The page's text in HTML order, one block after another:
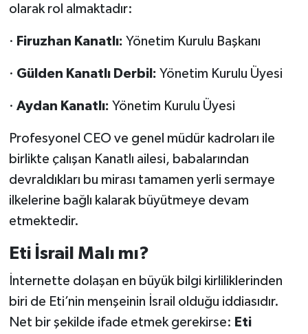
olarak rol almaktadır:
· Firuzhan Kanatlı: Yönetim Kurulu Başkanı
· Gülden Kanatlı Derbil: Yönetim Kurulu Üyesi
· Aydan Kanatlı: Yönetim Kurulu Üyesi
Profesyonel CEO ve genel müdür kadroları ile
birlikte çalışan Kanatlı ailesi, babalarından
devraldıkları bu mirası tamamen yerli sermaye
ilkelerine bağlı kalarak büyütmeye devam
etmektedir.
Eti İsrail Malı mı?
İnternette dolaşan en büyük bilgi kirliliklerinden
biri de Eti’nin menşeinin İsrail olduğu iddiasıdır.
Net bir şekilde ifade etmek gerekirse: Eti